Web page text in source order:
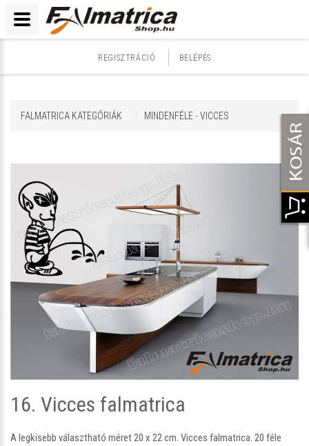
REGISZTRÁCIÓ BELÉPÉS
FALMATRICA KATEGÓRIÁK MINDENFÉLE - VICCES
16. Vicces falmatrica
A legkisebb választható méret 20 x 22 cm. Vicces falmatrica. 20 féle